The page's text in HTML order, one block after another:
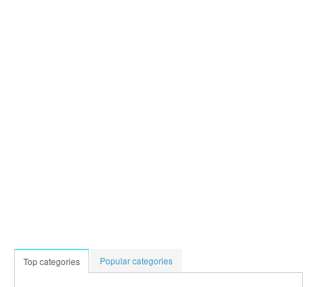
Top categories Popular categories